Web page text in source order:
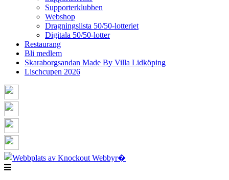
Supporterklubben
Webshop
Dragningslista 50/50-lotteriet
Digitala 50/50-lotter
Restaurang
Bli medlem
Skaraborgsandan Made By Villa Lidköping
Lischcupen 2026